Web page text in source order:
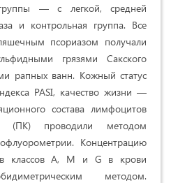
— с легкой, средней
и контрольная группа. Все
псориазом получали
грязями Сакского
рапных ванн. Кожный статус
PASI, качество жизни —
состава лимфоцитов
(ПК) проводили методом
Концентрацию
классов A, M и G в крови
методом.